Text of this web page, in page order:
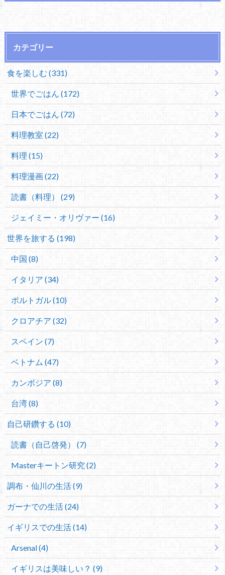
カテゴリー
食を楽しむ (331)
世界でごはん (172)
日本でごはん (72)
料理教室 (22)
料理 (15)
料理漫画 (22)
読書（料理） (29)
ジェイミー・オリヴァー (16)
世界を旅する (198)
中国 (8)
イタリア (34)
ポルトガル (10)
クロアチア (32)
スペイン (7)
ベトナム (47)
カンボジア (8)
台湾 (8)
自己研鑽する (10)
読書（自己啓発） (7)
Masterキートン研究 (2)
調布・仙川の生活 (9)
ガーナでの生活 (24)
イギリスでの生活 (14)
Arsenal (4)
イギリスは美味しい？ (9)